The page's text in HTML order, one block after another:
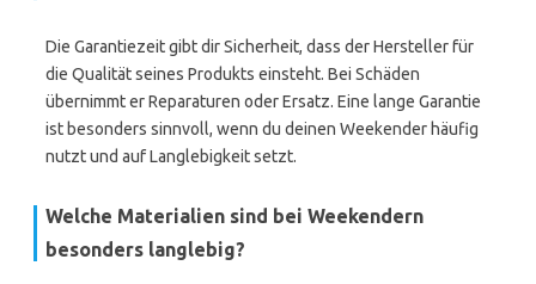
Die Garantiezeit gibt dir Sicherheit, dass der Hersteller für
die Qualität seines Produkts einsteht. Bei Schäden
übernimmt er Reparaturen oder Ersatz. Eine lange Garantie
ist besonders sinnvoll, wenn du deinen Weekender häufig
nutzt und auf Langlebigkeit setzt.
Welche Materialien sind bei Weekendern
besonders langlebig?